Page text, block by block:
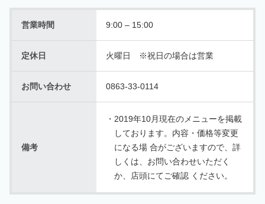
営業時間 9:00 – 15:00
定休日 火曜日 ※祝日の場合は営業
お問い合わせ 0863-33-0114
備考
2019年10月現在のメニューを掲載
しております。内容・価格等変更
になる場 合がございますので、詳
しくは、お問い合わせいただく
か、店頭にてご確認 ください。